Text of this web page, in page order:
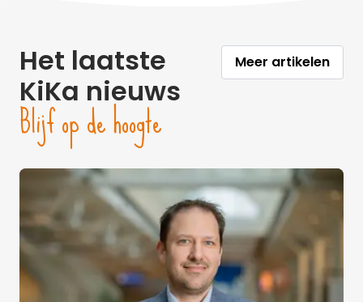
Het laatste
KiKa nieuws
Blijf op de hoogte
Meer artikelen